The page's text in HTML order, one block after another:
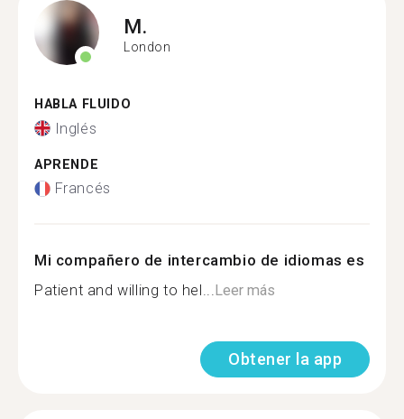
M.
London
HABLA FLUIDO
Inglés
APRENDE
Francés
Mi compañero de intercambio de idiomas es
Patient and willing to hel...Leer más
Obtener la app